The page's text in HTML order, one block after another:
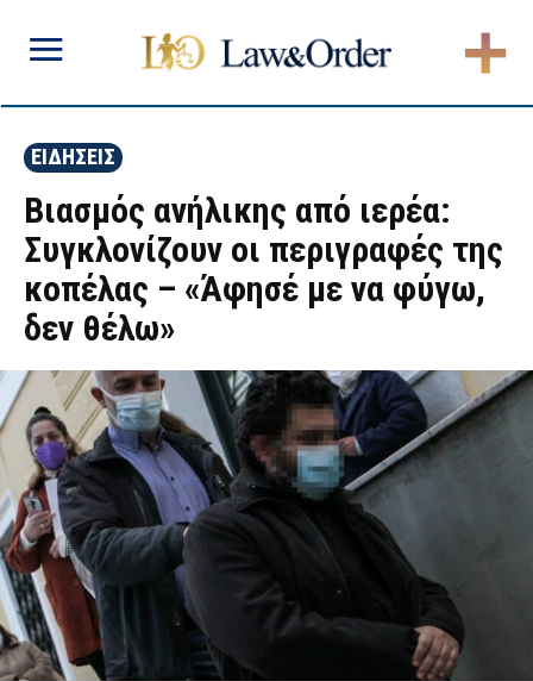
ΕΙΔΗΣΕΙΣ
Βιασμός ανήλικης από ιερέα:
Συγκλονίζουν οι περιγραφές της
κοπέλας – «Άφησέ με να φύγω,
δεν θέλω»